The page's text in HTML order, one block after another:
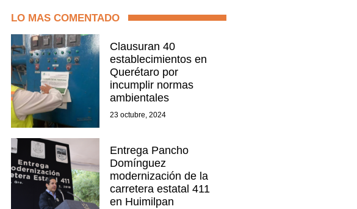
LO MAS COMENTADO
Clausuran 40
establecimientos en
Querétaro por
incumplir normas
ambientales
23 octubre, 2024
Entrega Pancho
Domínguez
modernización de la
carretera estatal 411
en Huimilpan